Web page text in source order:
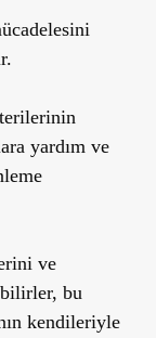
yardım ve
ve
bu
kendileriyle